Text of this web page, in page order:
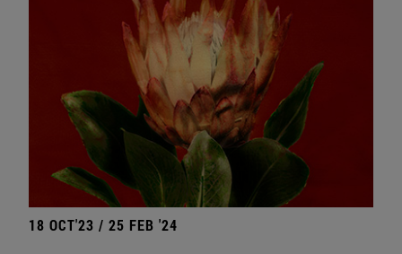
18 OCT'23 / 25 FEB '24